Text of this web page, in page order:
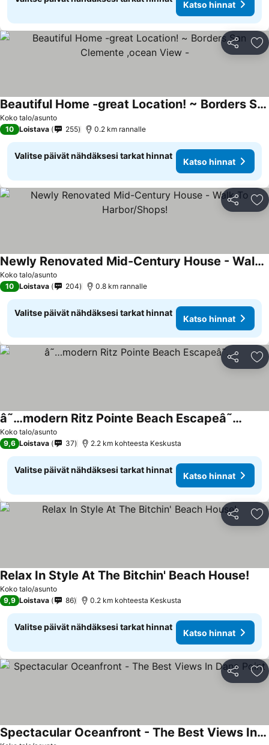
Katso hinnat
Jaa
Koko talo/asunto
Beautiful Home -great Location! ~ Borders San Clemente ,ocean View -
10 Loistava 255 0.2 km rannalle
Valitse päivät nähdäksesi tarkat hinnat
Katso hinnat
Jaa
Koko talo/asunto
Newly Renovated Mid-Century House - Walk To Harbor/Shops!
10 Loistava 204 0.8 km rannalle
Valitse päivät nähdäksesi tarkat hinnat
Katso hinnat
Jaa
Koko talo/asunto
â˜…modern Ritz Pointe Beach Escapeâ˜…
9,6 Loistava 37 2.2 km kohteesta Keskusta
Valitse päivät nähdäksesi tarkat hinnat
Katso hinnat
Jaa
Koko talo/asunto
Relax In Style At The Bitchin' Beach House!
9,9 Loistava 86 0.2 km kohteesta Keskusta
Valitse päivät nähdäksesi tarkat hinnat
Katso hinnat
Jaa
Spectacular Oceanfront - The Best Views In Dana Point